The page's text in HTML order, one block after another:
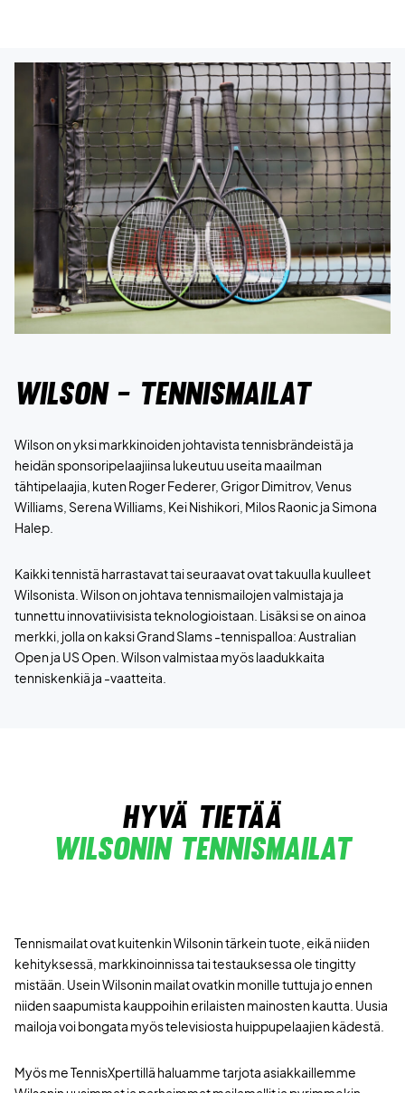
Wilson - Tennismailat
Wilson on yksi markkinoiden johtavista tennisbrändeistä ja
heidän sponsoripelaajiinsa lukeutuu useita maailman
tähtipelaajia, kuten Roger Federer, Grigor Dimitrov, Venus
Williams, Serena Williams, Kei Nishikori, Milos Raonic ja Simona
Halep.
Kaikki tennistä harrastavat tai seuraavat ovat takuulla kuulleet
Wilsonista. Wilson on johtava tennismailojen valmistaja ja
tunnettu innovatiivisista teknologioistaan. Lisäksi se on ainoa
merkki, jolla on kaksi Grand Slams -tennispalloa: Australian
Open ja US Open. Wilson valmistaa myös laadukkaita
tenniskenkiä ja -vaatteita.
hyvä tietää
wilsonin Tennismailat
Tennismailat ovat kuitenkin Wilsonin tärkein tuote, eikä niiden
kehityksessä, markkinoinnissa tai testauksessa ole tingitty
mistään. Usein Wilsonin mailat ovatkin monille tuttuja jo ennen
niiden saapumista kauppoihin erilaisten mainosten kautta. Uusia
mailoja voi bongata myös televisiosta huippupelaajien kädestä.
Myös me TennisXpertillä haluamme tarjota asiakkaillemme